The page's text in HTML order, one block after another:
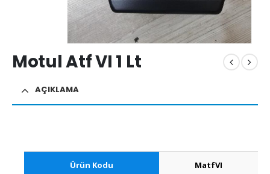
Motul Atf VI 1 Lt
AÇIKLAMA
Ürün Kodu MatfVI